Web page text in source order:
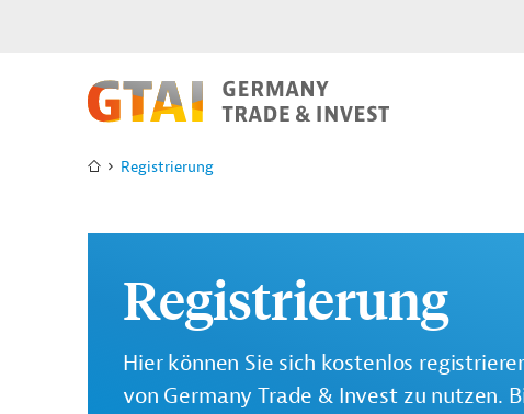
Registrierung
Registrierung
Hier können Sie sich kostenlos
von Germany Trade & Invest zu nutzen.